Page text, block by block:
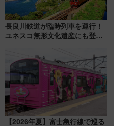
長良川鉄道が臨時列車を運行！
ユネスコ無形文化遺産にも登録
に 乗車には予約が必要
【2026年夏】富士急行線で巡る